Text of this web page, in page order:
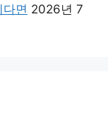
면 2026년 7